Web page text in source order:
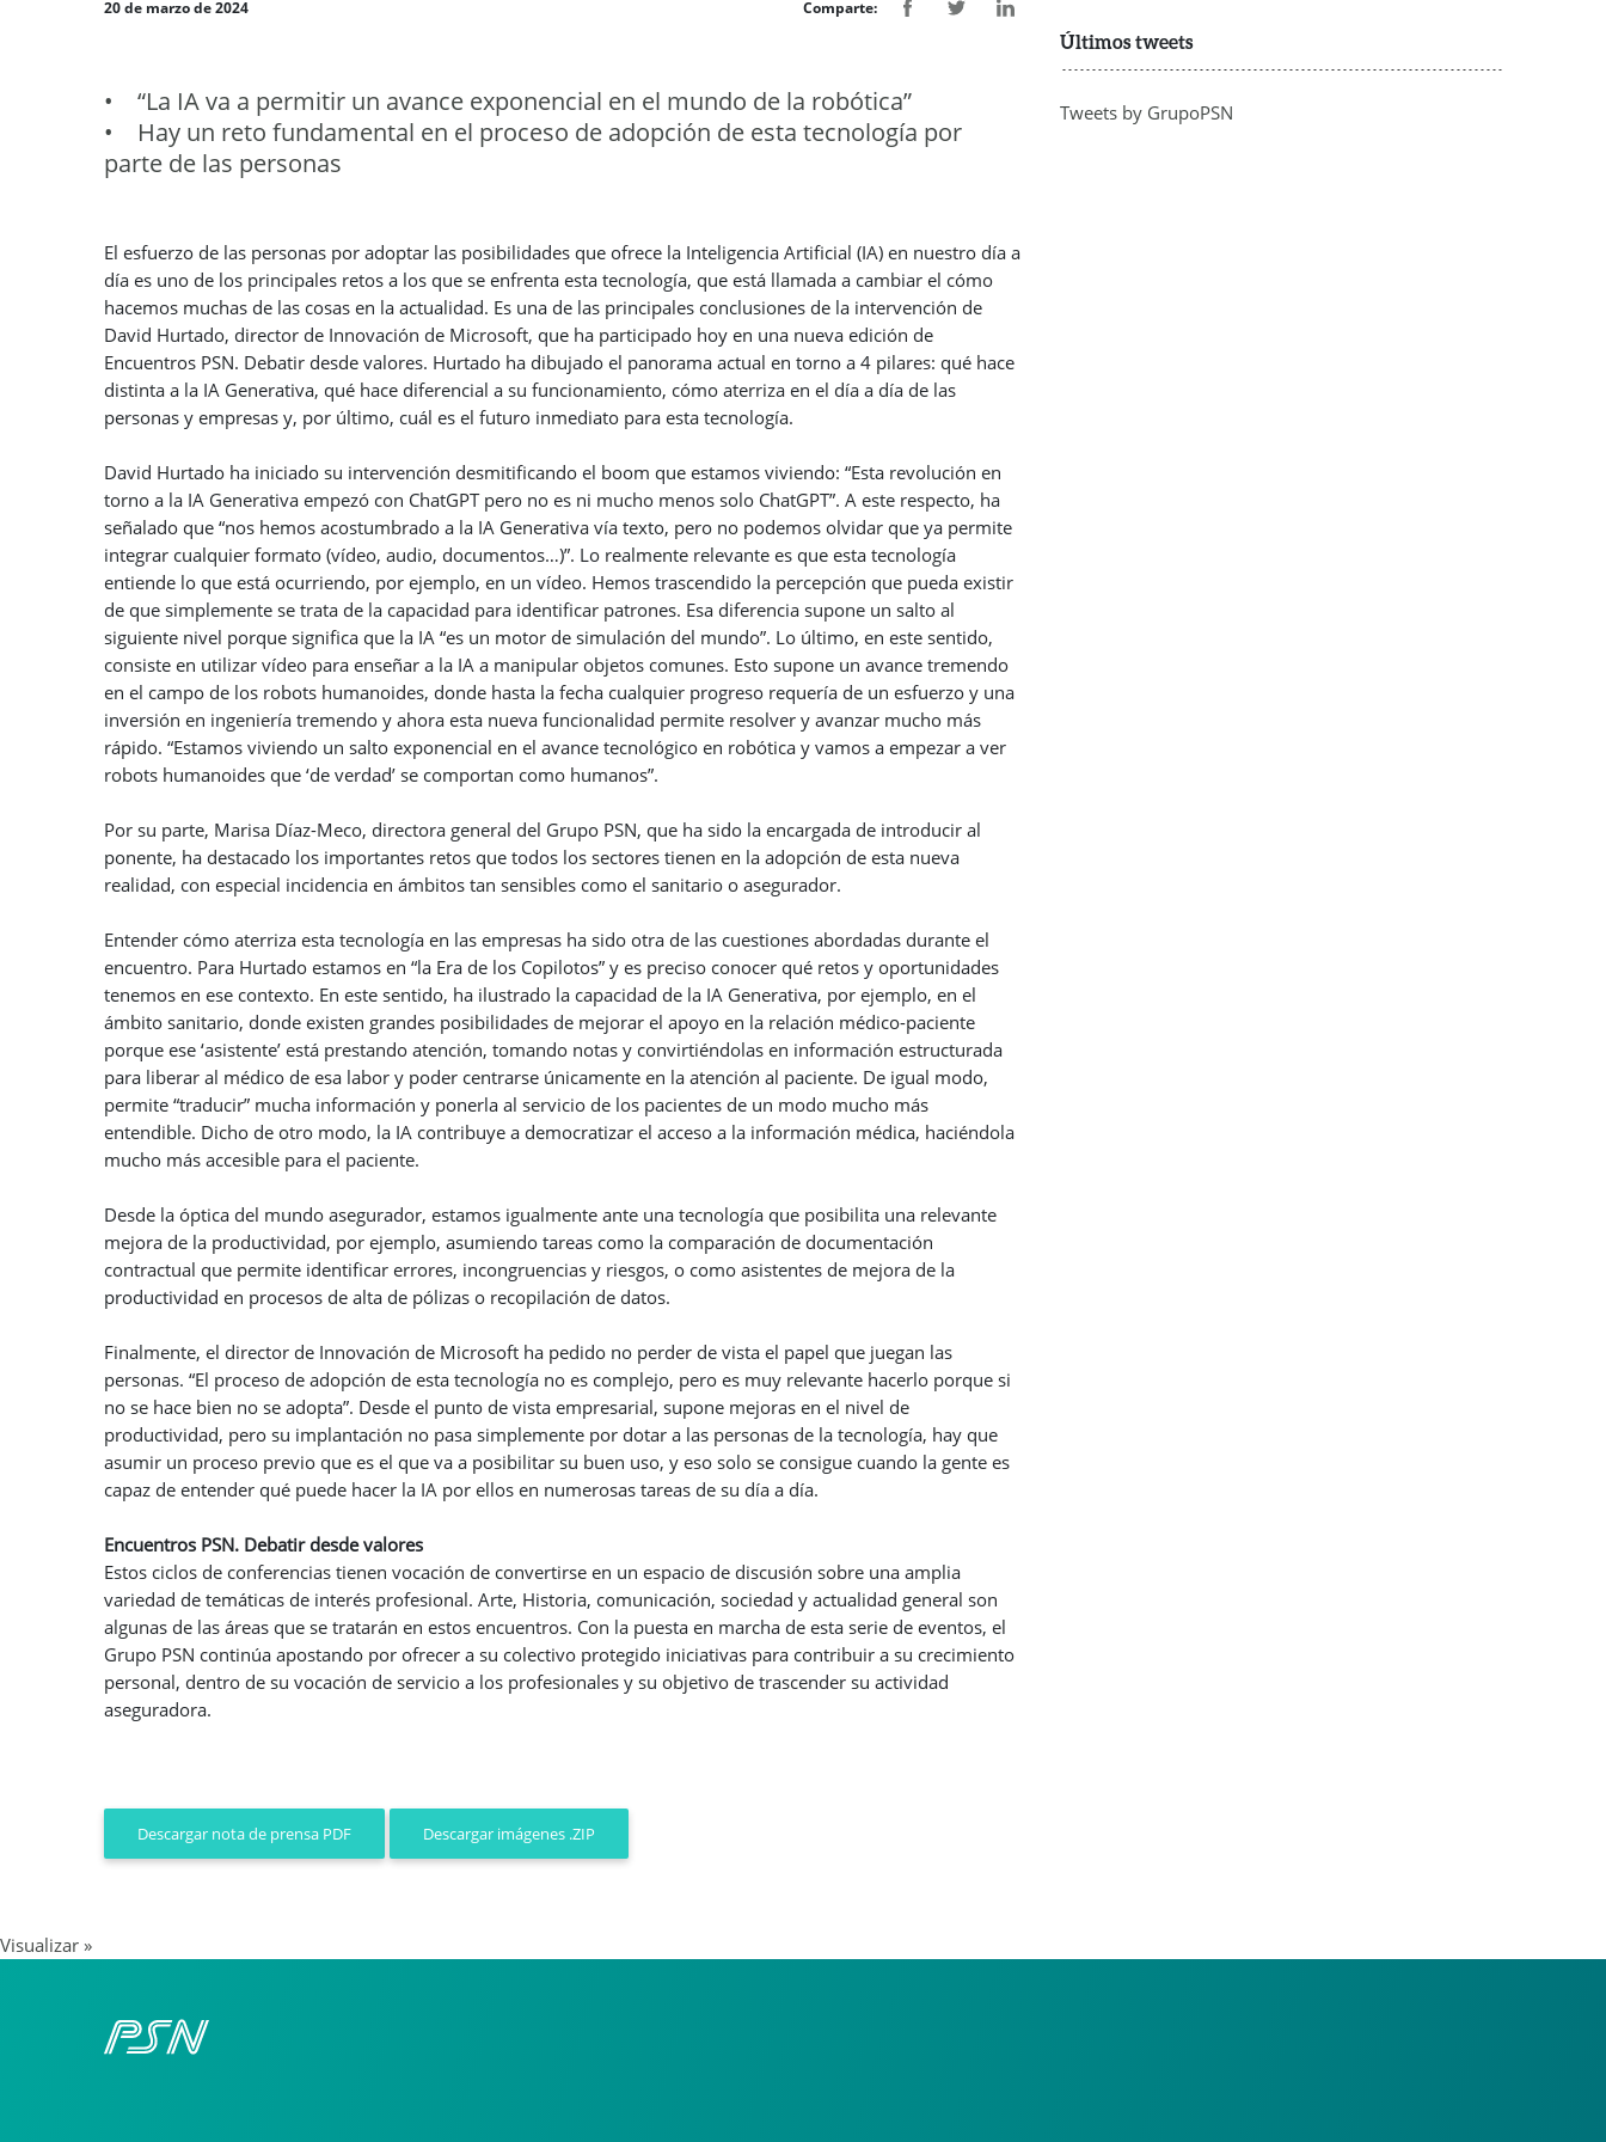
20 de marzo de 2024 Comparte:
• “La IA va a permitir un avance exponencial en el mundo de la robótica”
• Hay un reto fundamental en el proceso de adopción de esta tecnología por
parte de las personas
El esfuerzo de las personas por adoptar las posibilidades que ofrece la Inteligencia Artificial (IA) en nuestro día a
día es uno de los principales retos a los que se enfrenta esta tecnología, que está llamada a cambiar el cómo
hacemos muchas de las cosas en la actualidad. Es una de las principales conclusiones de la intervención de
David Hurtado, director de Innovación de Microsoft, que ha participado hoy en una nueva edición de
Encuentros PSN. Debatir desde valores. Hurtado ha dibujado el panorama actual en torno a 4 pilares: qué hace
distinta a la IA Generativa, qué hace diferencial a su funcionamiento, cómo aterriza en el día a día de las
personas y empresas y, por último, cuál es el futuro inmediato para esta tecnología.
David Hurtado ha iniciado su intervención desmitificando el boom que estamos viviendo: “Esta revolución en
torno a la IA Generativa empezó con ChatGPT pero no es ni mucho menos solo ChatGPT”. A este respecto, ha
señalado que “nos hemos acostumbrado a la IA Generativa vía texto, pero no podemos olvidar que ya permite
integrar cualquier formato (vídeo, audio, documentos…)”. Lo realmente relevante es que esta tecnología
entiende lo que está ocurriendo, por ejemplo, en un vídeo. Hemos trascendido la percepción que pueda existir
de que simplemente se trata de la capacidad para identificar patrones. Esa diferencia supone un salto al
siguiente nivel porque significa que la IA “es un motor de simulación del mundo”. Lo último, en este sentido,
consiste en utilizar vídeo para enseñar a la IA a manipular objetos comunes. Esto supone un avance tremendo
en el campo de los robots humanoides, donde hasta la fecha cualquier progreso requería de un esfuerzo y una
inversión en ingeniería tremendo y ahora esta nueva funcionalidad permite resolver y avanzar mucho más
rápido. “Estamos viviendo un salto exponencial en el avance tecnológico en robótica y vamos a empezar a ver
robots humanoides que ‘de verdad’ se comportan como humanos”.
Por su parte, Marisa Díaz-Meco, directora general del Grupo PSN, que ha sido la encargada de introducir al
ponente, ha destacado los importantes retos que todos los sectores tienen en la adopción de esta nueva
realidad, con especial incidencia en ámbitos tan sensibles como el sanitario o asegurador.
Entender cómo aterriza esta tecnología en las empresas ha sido otra de las cuestiones abordadas durante el
encuentro. Para Hurtado estamos en “la Era de los Copilotos” y es preciso conocer qué retos y oportunidades
tenemos en ese contexto. En este sentido, ha ilustrado la capacidad de la IA Generativa, por ejemplo, en el
ámbito sanitario, donde existen grandes posibilidades de mejorar el apoyo en la relación médico-paciente
porque ese ‘asistente’ está prestando atención, tomando notas y convirtiéndolas en información estructurada
para liberar al médico de esa labor y poder centrarse únicamente en la atención al paciente. De igual modo,
permite “traducir” mucha información y ponerla al servicio de los pacientes de un modo mucho más
entendible. Dicho de otro modo, la IA contribuye a democratizar el acceso a la información médica, haciéndola
mucho más accesible para el paciente.
Desde la óptica del mundo asegurador, estamos igualmente ante una tecnología que posibilita una relevante
mejora de la productividad, por ejemplo, asumiendo tareas como la comparación de documentación
contractual que permite identificar errores, incongruencias y riesgos, o como asistentes de mejora de la
productividad en procesos de alta de pólizas o recopilación de datos.
Finalmente, el director de Innovación de Microsoft ha pedido no perder de vista el papel que juegan las
personas. “El proceso de adopción de esta tecnología no es complejo, pero es muy relevante hacerlo porque si
no se hace bien no se adopta”. Desde el punto de vista empresarial, supone mejoras en el nivel de
productividad, pero su implantación no pasa simplemente por dotar a las personas de la tecnología, hay que
asumir un proceso previo que es el que va a posibilitar su buen uso, y eso solo se consigue cuando la gente es
capaz de entender qué puede hacer la IA por ellos en numerosas tareas de su día a día.
Encuentros PSN. Debatir desde valores
Estos ciclos de conferencias tienen vocación de convertirse en un espacio de discusión sobre una amplia
variedad de temáticas de interés profesional. Arte, Historia, comunicación, sociedad y actualidad general son
algunas de las áreas que se tratarán en estos encuentros. Con la puesta en marcha de esta serie de eventos, el
Grupo PSN continúa apostando por ofrecer a su colectivo protegido iniciativas para contribuir a su crecimiento
personal, dentro de su vocación de servicio a los profesionales y su objetivo de trascender su actividad
aseguradora.
Descargar nota de prensa PDF Descargar imágenes .ZIP
Últimos tweets
Tweets by GrupoPSN
Visualizar »